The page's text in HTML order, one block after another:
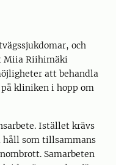
och
Miia Riihimäki
att behandla
kliniken i hopp om
Istället krävs
håll som tillsammans
Samarbeten